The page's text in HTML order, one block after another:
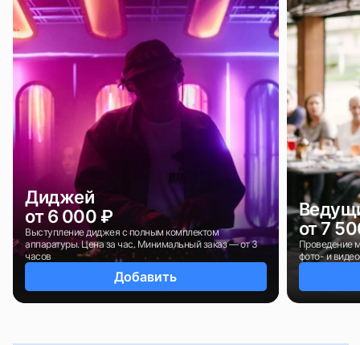
Диджей
от 6 000 ₽
Выступление диджея с полным комплектом
аппаратуры. Цена за час. Минимальный заказ — от 3
часов
Добавить
от 7
Проведение
фото- и